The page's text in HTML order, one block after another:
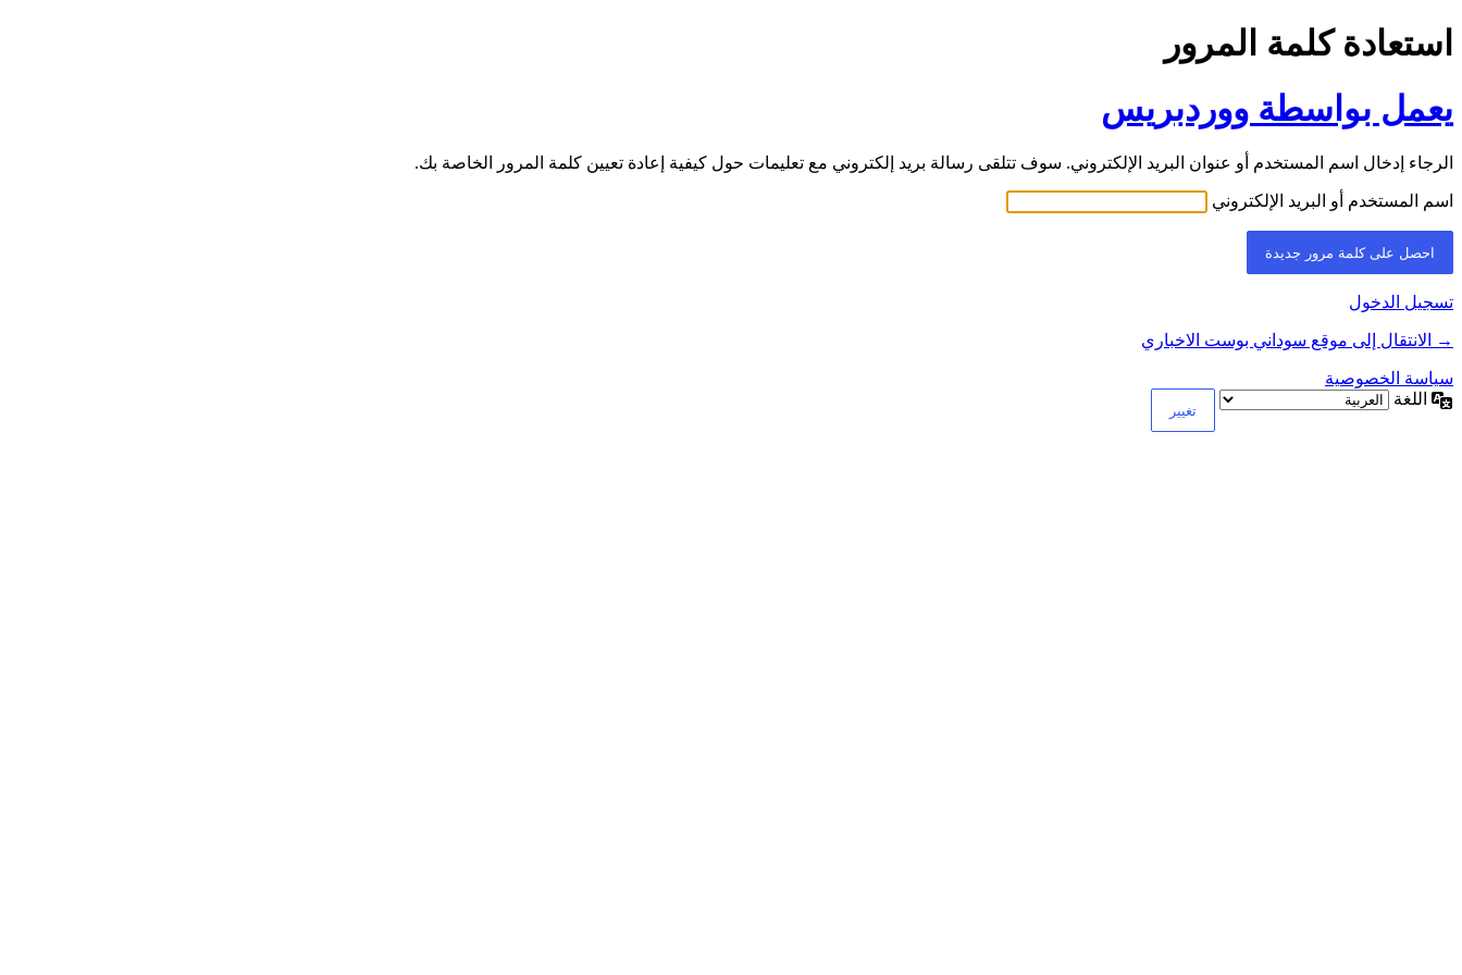
استعادة كلمة المرور
يعمل بواسطة ووردبريس
الرجاء إدخال اسم المستخدم أو عنوان البريد الإلكتروني. سوف تتلقى رسالة بريد إلكتروني مع تعليمات حول كيفية إعادة تعيين كلمة المرور الخاصة بك.
اسم المستخدم أو البريد الإلكتروني
تسجيل الدخول
→ الانتقال إلى موقع سوداني بوست الاخباري
سياسة الخصوصية
اللغة